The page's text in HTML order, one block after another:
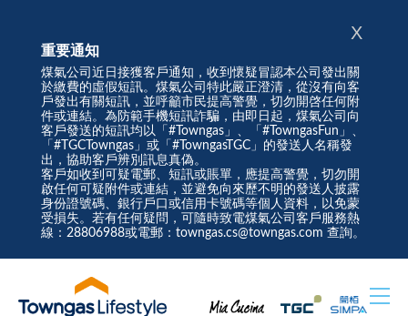
重要通知
煤氣公司近日接獲客戶通知，收到懷疑冒認本公司發出關
於繳費的虛假短訊。煤氣公司特此嚴正澄清，從沒有向客
戶發出有關短訊，並呼籲市民提高警覺，切勿開啓任何附
件或連結。為防範手機短訊詐騙，由即日起，煤氣公司向
客戶發送的短訊均以「#Towngas」、「#TowngasFun」、
「#TGCTowngas」或「#TowngasTGC」的發送人名稱發
出，協助客戶辨別訊息真偽。
客戶如收到可疑電郵、短訊或賬單，應提高警覺，切勿開
啟任何可疑附件或連結，並避免向來歷不明的發送人披露
身份證號碼、銀行戶口或信用卡號碼等個人資料，以免蒙
受損失。若有任何疑問，可隨時致電煤氣公司客戶服務熱
線：28806988或電郵：towngas.cs@towngas.com 查詢。
X